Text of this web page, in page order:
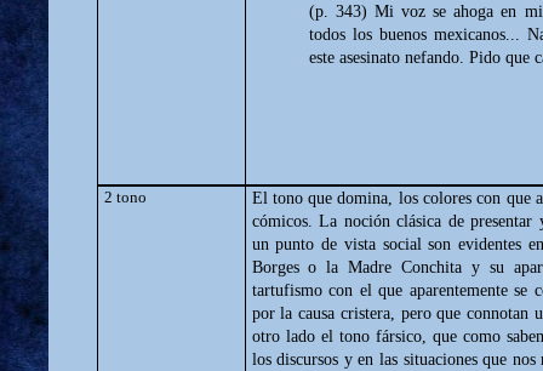
(p. 343) Mi voz se ahoga en
todos los buenos mexicanos...
este asesinato nefando. Pido que
2 tono
El tono que domina, los colores con que
cómicos. La noción clásica de presentar
un punto de vista social son evidentes
Borges o la Madre Conchita y su
tartufismo con el que aparentemente se
por la causa cristera, pero que connotan
otro lado el tono fársico, que como
los discursos y en las situaciones que